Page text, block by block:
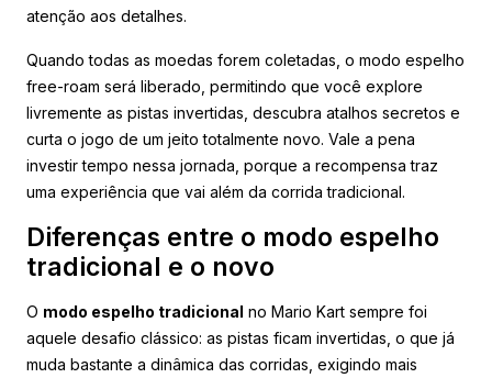
atenção aos detalhes.
Quando todas as moedas forem coletadas, o modo espelho
free-roam será liberado, permitindo que você explore
livremente as pistas invertidas, descubra atalhos secretos e
curta o jogo de um jeito totalmente novo. Vale a pena
investir tempo nessa jornada, porque a recompensa traz
uma experiência que vai além da corrida tradicional.
Diferenças entre o modo espelho
tradicional e o novo
O modo espelho tradicional no Mario Kart sempre foi
aquele desafio clássico: as pistas ficam invertidas, o que já
muda bastante a dinâmica das corridas, exigindo mais